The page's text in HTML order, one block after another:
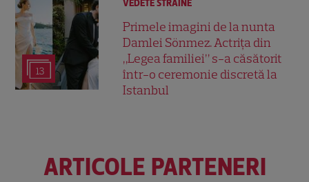
13
VEDETE STRĂINE
Primele imagini de la nunta
Damlei Sönmez. Actrița din
„Legea familiei” s-a căsătorit
într-o ceremonie discretă la
Istanbul
ARTICOLE PARTENERI